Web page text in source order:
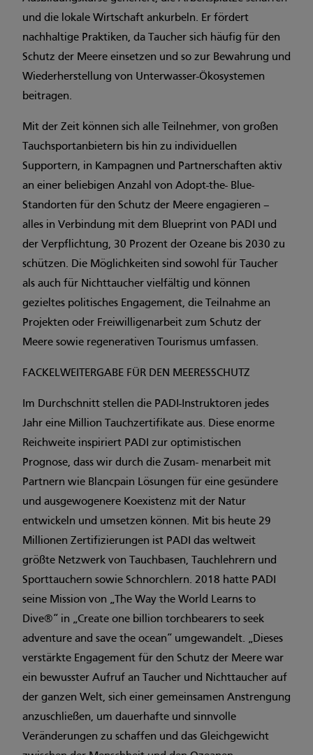
und die lokale Wirtschaft ankurbeln. Er fördert
nachhaltige Praktiken, da Taucher sich häufig für den
Schutz der Meere einsetzen und so zur Bewahrung und
Wiederherstellung von Unterwasser-Ökosystemen
beitragen.
Mit der Zeit können sich alle Teilnehmer, von großen
Tauchsportanbietern bis hin zu individuellen
Supportern, in Kampagnen und Partnerschaften aktiv
an einer beliebigen Anzahl von Adopt-the- Blue-
Standorten für den Schutz der Meere engagieren –
alles in Verbindung mit dem Blueprint von PADI und
der Verpflichtung, 30 Prozent der Ozeane bis 2030 zu
schützen. Die Möglichkeiten sind sowohl für Taucher
als auch für Nichttaucher vielfältig und können
gezieltes politisches Engagement, die Teilnahme an
Projekten oder Freiwilligenarbeit zum Schutz der
Meere sowie regenerativen Tourismus umfassen.
FACKELWEITERGABE FÜR DEN MEERESSCHUTZ
Im Durchschnitt stellen die PADI-Instruktoren jedes
Jahr eine Million Tauchzertifikate aus. Diese enorme
Reichweite inspiriert PADI zur optimistischen
Prognose, dass wir durch die Zusam- menarbeit mit
Partnern wie Blancpain Lösungen für eine gesündere
und ausgewogenere Koexistenz mit der Natur
entwickeln und umsetzen können. Mit bis heute 29
Millionen Zertifizierungen ist PADI das weltweit
größte Netzwerk von Tauchbasen, Tauchlehrern und
Sporttauchern sowie Schnorchlern. 2018 hatte PADI
seine Mission von „The Way the World Learns to
Dive®“ in „Create one billion torchbearers to seek
adventure and save the ocean“ umgewandelt. „Dieses
verstärkte Engagement für den Schutz der Meere war
ein bewusster Aufruf an Taucher und Nichttaucher auf
der ganzen Welt, sich einer gemeinsamen Anstrengung
anzuschließen, um dauerhafte und sinnvolle
Veränderungen zu schaffen und das Gleichgewicht